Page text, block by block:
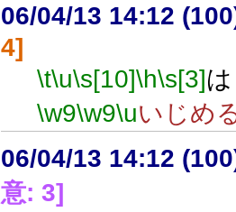
06/04/13 14:12
4]
\t\u\s[10]\h\s[3]
\w9\w9\uいじめ
06/04/13 14:12
意: 3]